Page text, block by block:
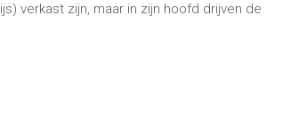
verkast zijn, maar in zijn hoofd drijven de